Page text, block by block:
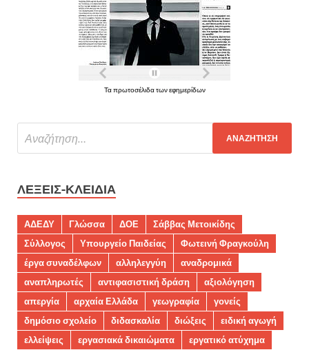
Τα πρωτοσέλιδα των εφημερίδων
ΛΈΞΕΙΣ-ΚΛΕΙΔΙΆ
ΑΔΕΔΥ Γλώσσα ΔΟΕ
Σάββας Μετοικίδης
Σύλλογος
Υπουργείο Παιδείας
Φωτεινή Φραγκούλη
έργα συναδέλφων
αλληλεγγύη
αναδρομικά
αναπληρωτές
αντιφασιστική δράση
αξιολόγηση
απεργία
αρχαία Ελλάδα γεωγραφία
γονείς
δημόσιο σχολείο
διδασκαλία διώξεις
ειδική αγωγή
ελλείψεις
εργασιακά δικαιώματα
εργατικό ατύχημα